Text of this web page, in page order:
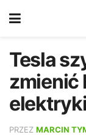
Tesla
zmienić
PRZEZ MARCIN